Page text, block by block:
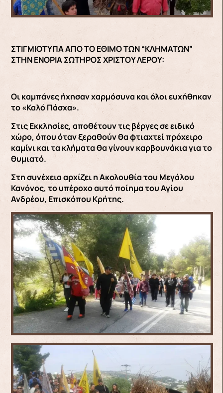
ΣΤΙΓΜΙΟΤΥΠΑ ΑΠΟ ΤΟ ΕΘΙΜΟ ΤΩΝ “ΚΛΗΜΑΤΩΝ”
ΣΤΗΝ ΕΝΟΡΙΑ ΣΩΤΗΡΟΣ ΧΡΙΣΤΟΥ ΛΕΡΟΥ:
Οι καμπάνες ήχησαν χαρμόσυνα και όλοι ευχήθηκαν
το «Καλό Πάσχα».
Στις Εκκλησίες, αποθέτουν τις βέργες σε ειδικό
χώρο, όπου όταν ξεραθούν θα φτιαχτεί πρόχειρο
καμίνι και τα κλήματα θα γίνουν καρβουνάκια για το
θυμιατό.
Στη συνέχεια αρχίζει η Ακολουθία του Μεγάλου
Κανόνος, το υπέροχο αυτό ποίημα του Αγίου
Ανδρέου, Επισκόπου Κρήτης.